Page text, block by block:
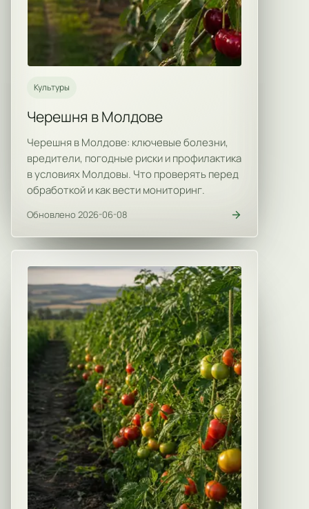
Культуры
Черешня в Молдове
Черешня в Молдове: ключевые болезни,
вредители, погодные риски и профилактика
в условиях Молдовы. Что проверять перед
обработкой и как вести мониторинг.
Обновлено 2026-06-08